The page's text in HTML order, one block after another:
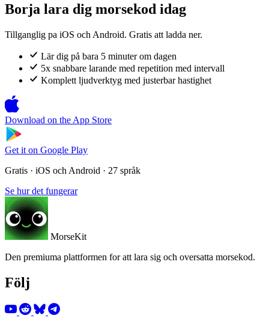
Borja lara dig morsekod idag
Tillganglig pa iOS och Android. Gratis att ladda ner.
Lär dig på bara 5 minuter om dagen
5x snabbare larande med repetition med intervall
Komplett ljudverktyg med justerbar hastighet
Download on the App Store
Get it on Google Play
Gratis · iOS och Android · 27 språk
Se hur det fungerar
MorseKit
Den premiuma plattformen for att lara sig och oversatta morsekod.
Följ